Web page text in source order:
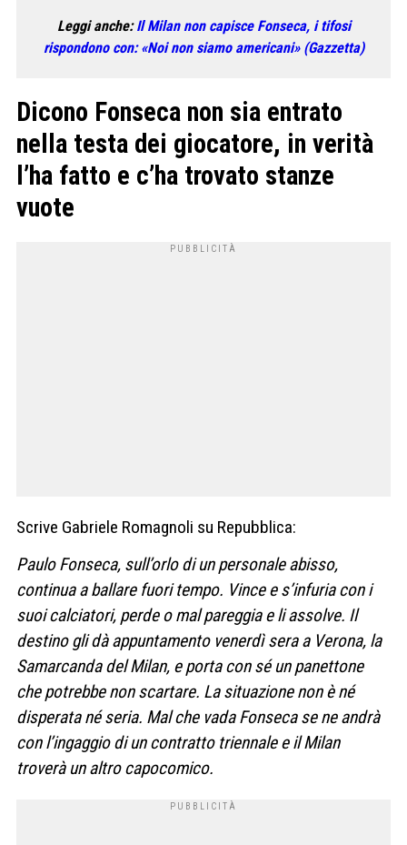
Leggi anche:Il Milan non capisce Fonseca, i tifosi
rispondono con: «Noi non siamo americani» (Gazzetta)
Dicono Fonseca non sia entrato
nella testa dei giocatore, in verità
l’ha fatto e c’ha trovato stanze
vuote
Scrive Gabriele Romagnoli su Repubblica:
Paulo Fonseca, sull’orlo di un personale abisso,
continua a ballare fuori tempo. Vince e s’infuria con i
suoi calciatori, perde o mal pareggia e li assolve. Il
destino gli dà appuntamento venerdì sera a Verona, la
Samarcanda del Milan, e porta con sé un panettone
che potrebbe non scartare. La situazione non è né
disperata né seria. Mal che vada Fonseca se ne andrà
con l’ingaggio di un contratto triennale e il Milan
troverà un altro capocomico.